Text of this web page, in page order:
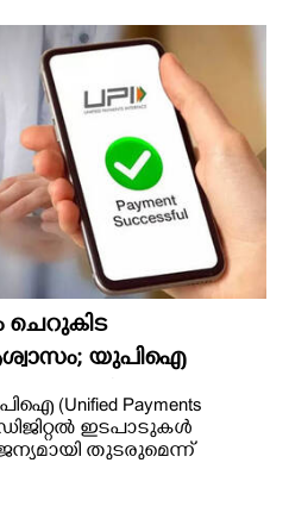
യുപിഐ
(Unified Payments
ഡിജിറ്റൽ ഇടപാടുകൾ
തുടരുമെന്ന്